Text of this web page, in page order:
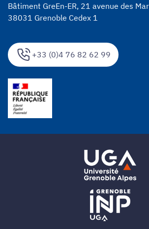
+33 (0)4 76 82 62 99
Bâtiment GreEn-ER, 21 avenue des
38031 Grenoble Cedex 1